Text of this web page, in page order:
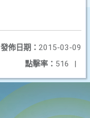
發佈日期： 2015-03-09
點擊率： 516 |